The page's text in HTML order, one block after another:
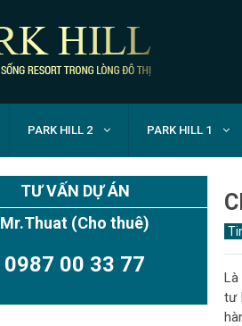
PARK HILL 2 PARK HILL 1
tư
TƯ VẤN DỰ ÁN
Mr.Thuat (Cho thuê)
0987 00 33 77